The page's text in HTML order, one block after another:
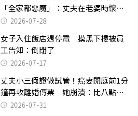
「全家都惡魔」：丈夫在老婆時懷孕
摔東西
2026-07-28
女子入住飯店遇停電 摸黑下樓被員
工告知：倒閉了
2026-07-17
丈夫小三假證做試管！癌妻開庭前1分
鐘再收離婚傳票 她崩潰：比八點檔
還扯2026-07-31